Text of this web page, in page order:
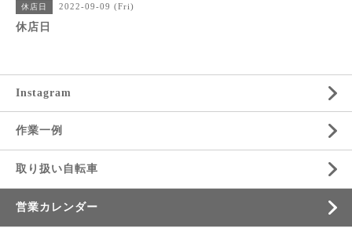
休店日 2022-09-09 (Fri)
休店日
Instagram
作業一例
取り扱い自転車
営業カレンダー